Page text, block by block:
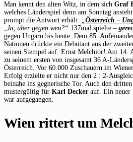
Man kennt den alten Witz, in dem sich Graf
welches Länderspiel denn am Sonntag
prompt die Antwort erhält: „Österreich –
„Ja, aber gegen wen?“ 137mal spielte –
gegen Ungarn bis heute. Dem 85.
Nationen drückte ein Debütant aus der
seinen Stempel auf: Ernst Melchior! Am 14.
zu seinem ersten von insgesamt 36 A-
Österreich. Vor 60.000 Zuschauern im
Erfolg erzielte er nicht nur den 2 : 2-
beinahe ins gegnerische Tor. Auch den
mustergültig für Karl Decker auf. Ein neuer
war aufgegangen.
Wien rittert um